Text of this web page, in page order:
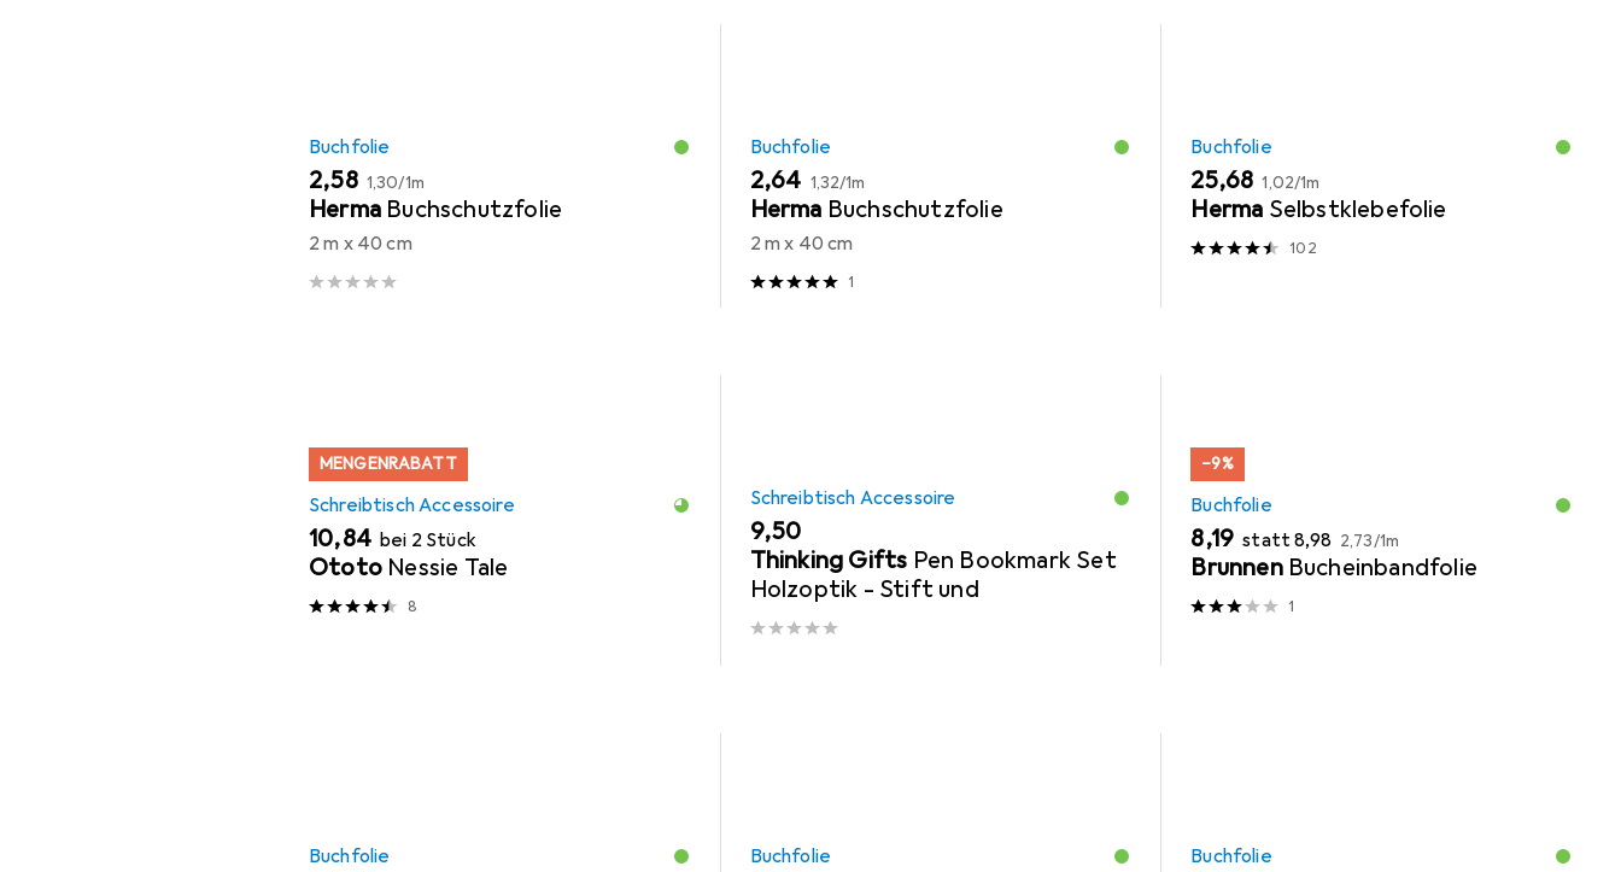
Buchfolie
EUR
2,58 EUR
1,30/1m
Herma Buchschutzfolie
2 m x 40 cm
Buchfolie
EUR
2,64 EUR
1,32/1m
Herma Buchschutzfolie
2 m x 40 cm
1
Buchfolie
EUR
25,68 EUR
1,02/1m
Herma Selbstklebefolie
102
MENGENRABATT
Schreibtisch Accessoire
EUR
10,84 bei 2 Stück
Ototo Nessie Tale
8
Schreibtisch Accessoire
EUR
9,50
Thinking Gifts Pen Bookmark Set
Holzoptik - Stift und
−9%
Buchfolie
EUR
8,19 stattEUR
8,98 EUR
2,73/1m
Brunnen Bucheinbandfolie
1
Buchfolie Buchfolie Buchfolie